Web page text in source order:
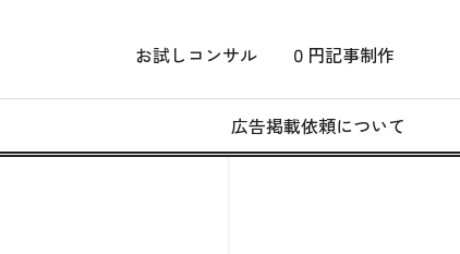
お試しコンサル ０円記事制作
広告掲載依頼について